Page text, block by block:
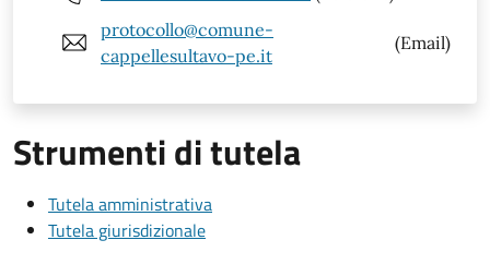
protocollo@comune-
cappellesultavo-pe.it
(Email)
Strumenti di tutela
Tutela amministrativa
Tutela giurisdizionale